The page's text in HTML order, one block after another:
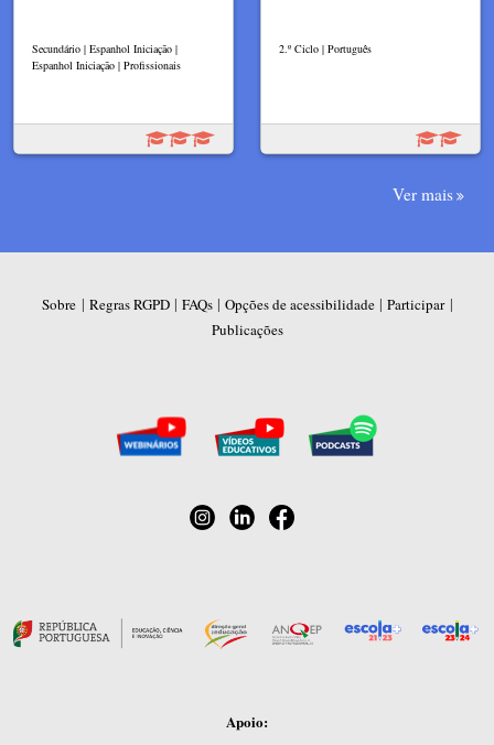
Secundário | Espanhol Iniciação |
Espanhol Iniciação | Profissionais
2.º Ciclo | Português
Ver mais
Sobre | Regras RGPD| FAQs| Opções de acessibilidade| Participar|
Publicações
Apoio: